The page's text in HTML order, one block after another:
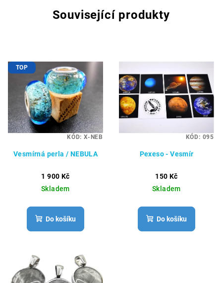
Související produkty
TOP
Vesmírná perla / NEBULA
1 900 Kč
Skladem
Do košíku
KÓD: X-NEB
Pexeso - Vesmír
150 Kč
Skladem
Do košíku
KÓD: 095